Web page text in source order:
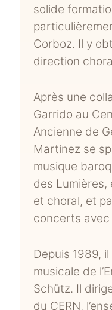
solide
Corboz. Il y
direction
Après une
Garrido au
Ancienne de
Martinez se
musique
des Lumières,
et choral, et
concerts avec
Depuis 1989,
musicale de
Schütz. Il
du CERN,